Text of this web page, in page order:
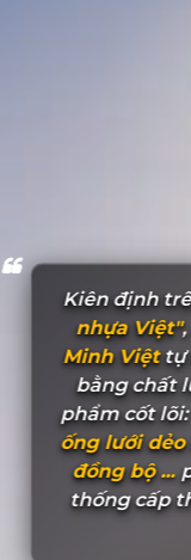
Kiên định
nhựa Việt",
Minh Việttự
bằng chất
phẩm cốt lõi:
ống lưới dẻo
đồng bộ ...
thống cấp